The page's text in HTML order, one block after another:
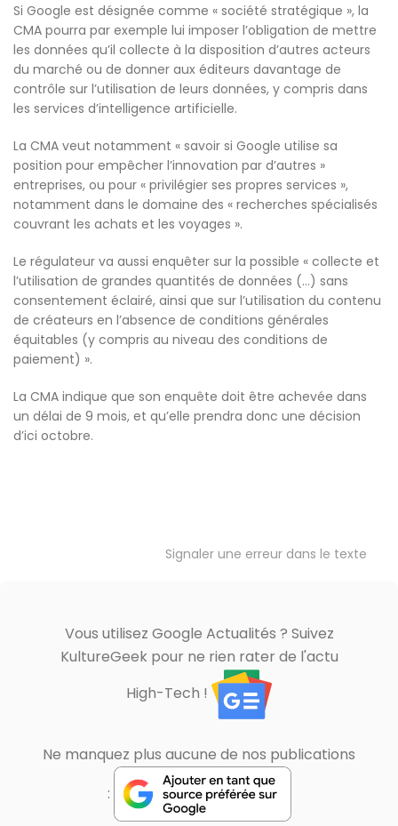
Si Google est désignée comme « société stratégique », la
CMA pourra par exemple lui imposer l’obligation de mettre
les données qu’il collecte à la disposition d’autres acteurs
du marché ou de donner aux éditeurs davantage de
contrôle sur l’utilisation de leurs données, y compris dans
les services d’intelligence artificielle.
La CMA veut notamment « savoir si Google utilise sa
position pour empêcher l’innovation par d’autres »
entreprises, ou pour « privilégier ses propres services »,
notamment dans le domaine des « recherches spécialisés
couvrant les achats et les voyages ».
Le régulateur va aussi enquêter sur la possible « collecte et
l’utilisation de grandes quantités de données (…) sans
consentement éclairé, ainsi que sur l’utilisation du contenu
de créateurs en l’absence de conditions générales
équitables (y compris au niveau des conditions de
paiement) ».
La CMA indique que son enquête doit être achevée dans
un délai de 9 mois, et qu’elle prendra donc une décision
d’ici octobre.
Signaler une erreur dans le texte
Vous utilisez Google Actualités ? Suivez
KultureGeek pour ne rien rater de l'actu
High-Tech !
Ne manquez plus aucune de nos publications
: